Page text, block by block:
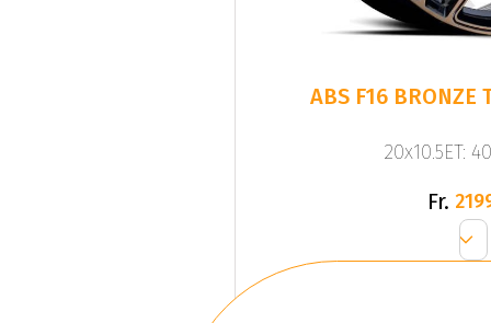
ABS F16 BRONZE
20x10.5ET:
Fr.